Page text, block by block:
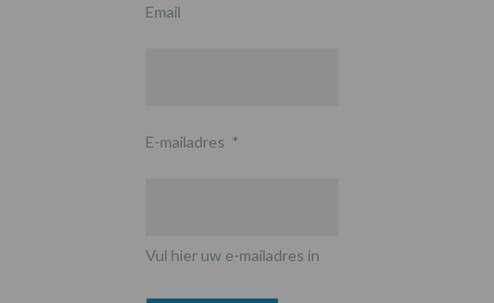
Email
E-mailadres *
Vul hier uw e-mailadres in